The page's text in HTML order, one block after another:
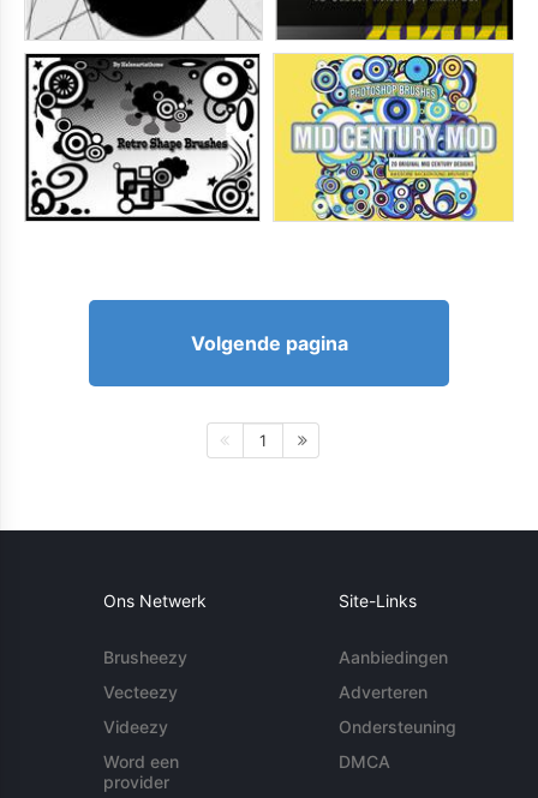
Volgende pagina
1
Ons Netwerk
Brusheezy
Vecteezy
Videezy
Word een
provider
Site-Links
Aanbiedingen
Adverteren
Ondersteuning
DMCA